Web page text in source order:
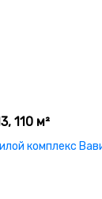
110 м²
комплекс